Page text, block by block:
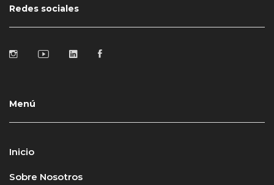
Redes sociales
Menú
Inicio
Sobre Nosotros